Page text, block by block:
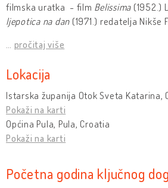
filmska uratka - film Belissima (1952.)
ljepotica na dan (1971.) redatelja Nikše
pročitaj više
Lokacija
Istarska županija Otok Sveta Katarina,
Pokaži na karti
Općina Pula, Pula, Croatia
Pokaži na karti
Početna godina ključnog